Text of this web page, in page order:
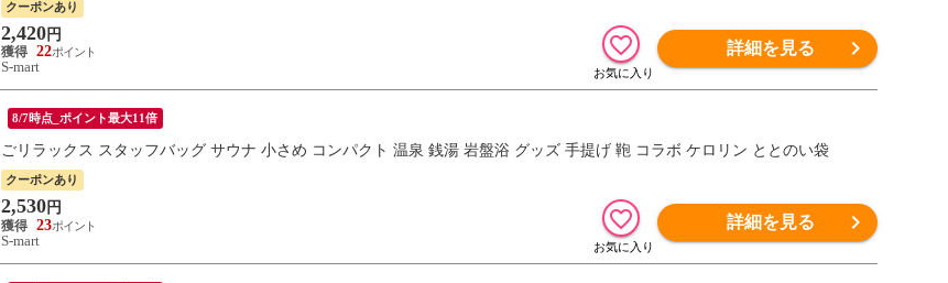
クーポンあり
2,420 円
22
S-mart
詳細を見る
8/7時点_ポイント最大11倍
ごリラックス スタッフバッグ サウナ 小さめ コンパクト 温泉 銭湯 岩盤浴 グッズ 手提げ 鞄 コラボ ケロリン ととのい袋
クーポンあり
2,530 円
23
S-mart
詳細を見る